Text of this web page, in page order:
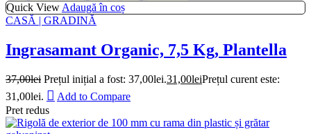
Quick View Adaugă în coș
CASĂ | GRADINĂ
Ingrasamant Organic, 7,5 Kg, Plantella
37,00lei Prețul inițial a fost: 37,00lei.31,00leiPrețul curent este:
31,00lei.
Add to Compare
Pret redus